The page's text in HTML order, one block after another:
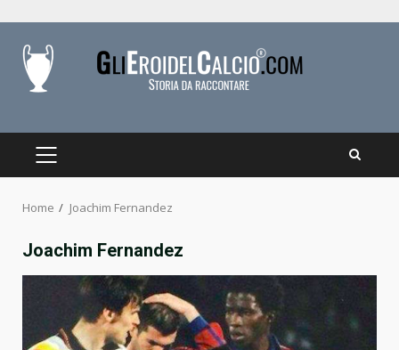
content
PRIMARY
Home Joachim Fernandez
Joachim Fernandez